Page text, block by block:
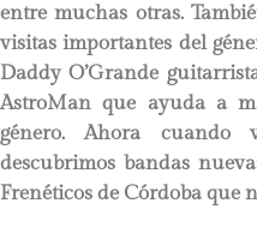
entre muchas otras.
visitas importantes del
Daddy O’Grande
AstroMan que ayuda a
género. Ahora
descubrimos bandas
Frenéticos de Córdoba que